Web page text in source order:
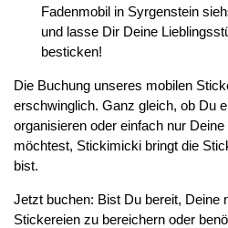
Fadenmobil in Syrgenstein
und lasse Dir Deine
besticken!
Die Buchung unseres mobilen
erschwinglich. Ganz gleich, ob Du
organisieren oder einfach nur
möchtest, Stickimicki bringt die
bist.
Jetzt buchen: Bist Du bereit, Deine
Stickereien zu bereichern oder